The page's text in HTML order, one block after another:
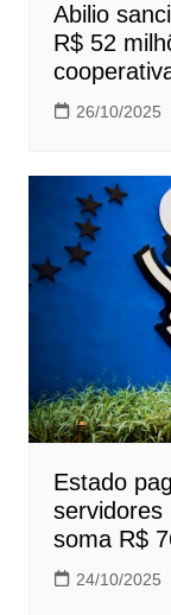
Abilio
R$ 52
26/10/2025
Estado
servidores
soma R$
24/10/2025